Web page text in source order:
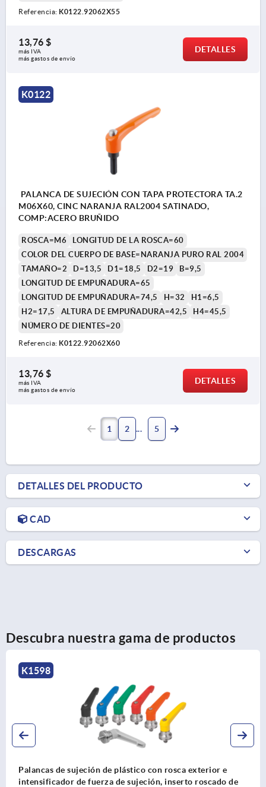
Referencia: K0122.92062X55
13,76 $
más IVA
más gastos de envío
DETALLES
K0122
PALANCA DE SUJECIÓN CON TAPA PROTECTORA TA.2
M06X60, CINC NARANJA RAL2004 SATINADO,
COMP:ACERO BRUÑIDO
ROSCA=M6
LONGITUD DE LA ROSCA=60
COLOR DEL CUERPO DE BASE=NARANJA PURO RAL 2004
TAMAÑO=2
D=13,5 D1=18,5 D2=19
B=9,5
LONGITUD DE EMPUÑADURA=65
LONGITUD DE EMPUÑADURA=74,5
H=32
H1=6,5
H2=17,5
ALTURA DE EMPUÑADURA=42,5
H4=45,5
NÚMERO DE DIENTES=20
Referencia: K0122.92062X60
13,76 $
más IVA
más gastos de envío
DETALLES
1 2 5
DETALLES DEL PRODUCTO
CAD
DESCARGAS
Descubra nuestra gama de productos
K0122
Palancas de sujeción de fundición inyectada de cinc con
rosca interior y tapa protectora, inserto roscado de acero